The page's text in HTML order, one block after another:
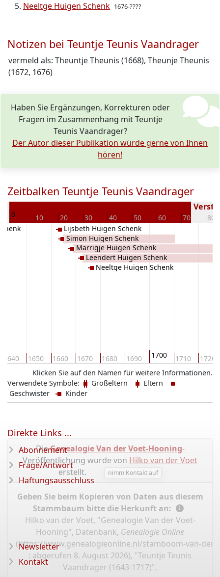
Neeltge Huigen Schenk 1676-????
Notizen bei Teuntje Teunis Vaandrager
vermeld als: Theuntje Theunis (1668), Theunje Theunis
(1672, 1676)
Haben Sie Ergänzungen, Korrekturen oder
Fragen im Zusammenhang mit Teuntje
Teunis Vaandrager?
Der Autor dieser Publikation würde gerne von Ihnen
hören!
Zeitbalken Teuntje Teunis Vaandrager
0 10 20 30 40 50 60 70 80
1640 1650 1660 1670 1680 1690 1700 1710 1720
Lijsbeth Huigen Schenk
Simon Huigen Schenk
Marrigje Huigen Schenk
Leendert Huigen Schenk
Neeltge Huigen Schenk
Klicken Sie auf den Namen für weitere Informationen.
Verwendete Symbole:
Großeltern
Eltern
Geschwister
Kinder
DieGenealogie Van der Voet-Hooning-
Veröffentlichung wurde von Hilko van der Voet
erstellt.
nimm Kontakt auf
Geben Sie beim Kopieren von Daten aus diesem
Stammbaum bitte die Herkunft an:
Hilko van der Voet, "Genealogie Van der Voet-
Hooning", Datenbank, Genealogie Online
(https://www.genealogieonline.nl/stamboom-van-der-
: abgerufen 8. August 2026), "Teuntje Teunis
Vaandrager (1643-1717)".
Direkte Links ...
Abonnement
Frage/Antwort
Haftungsausschluss
Newsletter
Kontakt